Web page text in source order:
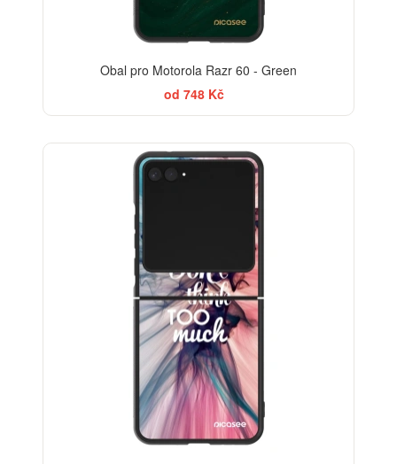
Obal pro Motorola Razr 60 - Green
od 748 Kč